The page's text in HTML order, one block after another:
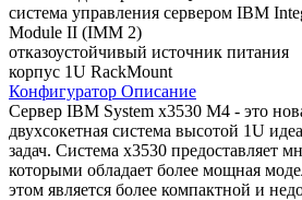
система управления сервером IBM
Module II (IMM 2)
отказоустойчивый источник питания
корпус 1U RackMount
Конфигуратор Описание
Сервер IBM System x3530 M4 - это
двухсокетная система высотой 1U
задач. Система x3530 предоставляет
которыми обладает более мощная
этом является более компактной и